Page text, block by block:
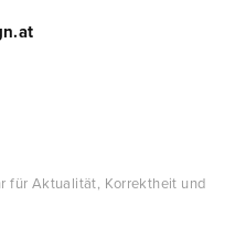
für Aktualität, Korrektheit und